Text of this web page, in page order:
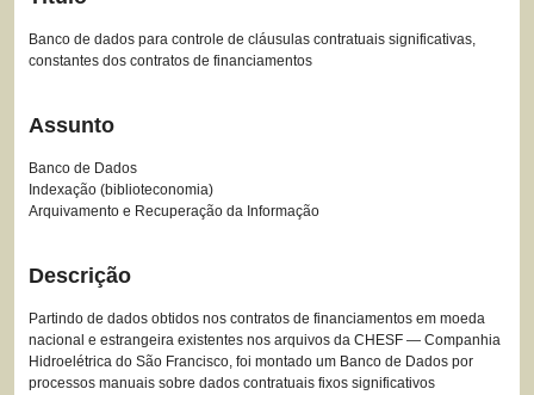
Banco de dados para controle de cláusulas contratuais significativas,
constantes dos contratos de financiamentos
Assunto
Banco de Dados
Indexação (biblioteconomia)
Arquivamento e Recuperação da Informação
Descrição
Partindo de dados obtidos nos contratos de financiamentos em moeda
nacional e estrangeira existentes nos arquivos da CHESF — Companhia
Hidroelétrica do São Francisco, foi montado um Banco de Dados por
processos manuais sobre dados contratuais fixos significativos